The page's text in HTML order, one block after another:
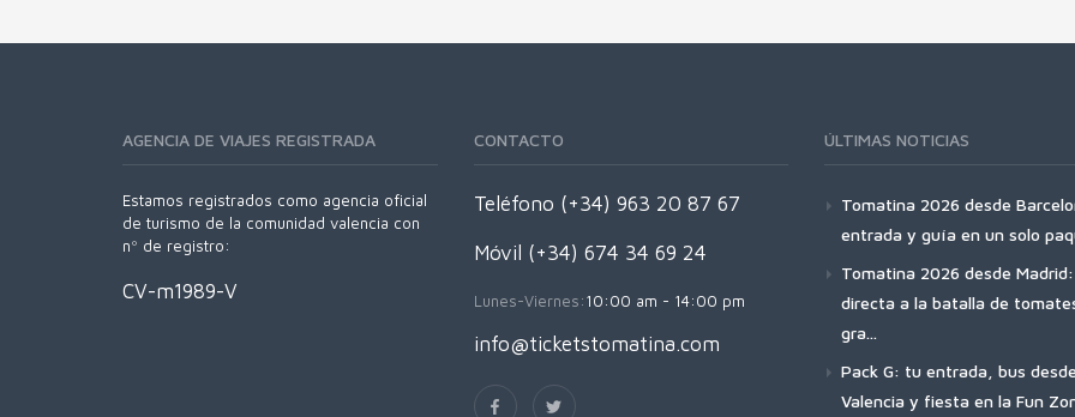
AGENCIA DE VIAJES REGISTRADA
Estamos registrados como agencia oficial
de turismo de la comunidad valencia con
nº de registro:
CV-m1989-V
CONTACTO
Teléfono (+34) 963 20 87 67
Móvil (+34) 674 34 69 24
Lunes-Viernes:10:00 am - 14:00 pm
info@ticketstomatina.com
ÚLTIMAS NOTICIAS
Tomatina 2026 desde
entrada y guía en un solo
Tomatina 2026 desde
directa a la batalla de
gra...
Pack G: tu entrada, bus
Valencia y fiesta en la Fun